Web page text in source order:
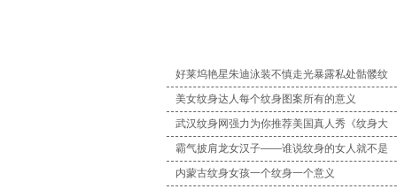
好莱坞艳星朱迪泳装不慎走光暴露私处骷髅纹
美女纹身达人每个纹身图案所有的意义
武汉纹身网强力为你推荐美国真人秀《纹身大
霸气披肩龙女汉子——谁说纹身的女人就不是
内蒙古纹身女孩一个纹身一个意义